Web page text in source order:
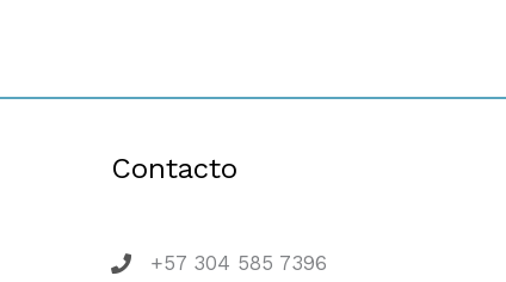
Contacto
+57 304 585 7396